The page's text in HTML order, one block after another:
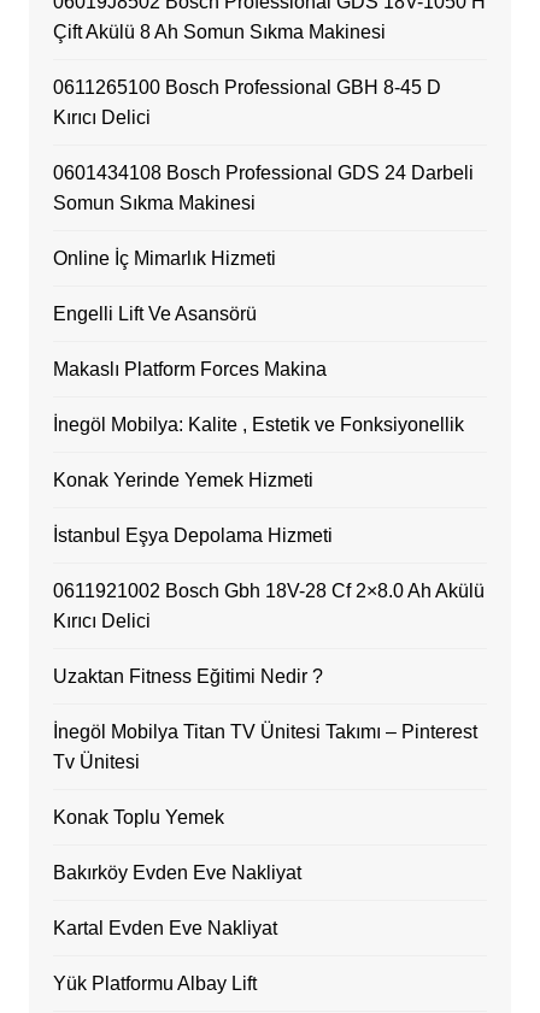
Çift Akülü 8 Ah Somun Sıkma Makinesi
0611265100 Bosch Professional GBH 8-45 D
Kırıcı Delici
0601434108 Bosch Professional GDS 24 Darbeli
Somun Sıkma Makinesi
Online İç Mimarlık Hizmeti
Engelli Lift Ve Asansörü
Makaslı Platform Forces Makina
İnegöl Mobilya: Kalite , Estetik ve Fonksiyonellik
Konak Yerinde Yemek Hizmeti
İstanbul Eşya Depolama Hizmeti
0611921002 Bosch Gbh 18V-28 Cf 2×8.0 Ah Akülü
Kırıcı Delici
Uzaktan Fitness Eğitimi Nedir ?
İnegöl Mobilya Titan TV Ünitesi Takımı – Pinterest
Tv Ünitesi
Konak Toplu Yemek
Bakırköy Evden Eve Nakliyat
Kartal Evden Eve Nakliyat
Yük Platformu Albay Lift